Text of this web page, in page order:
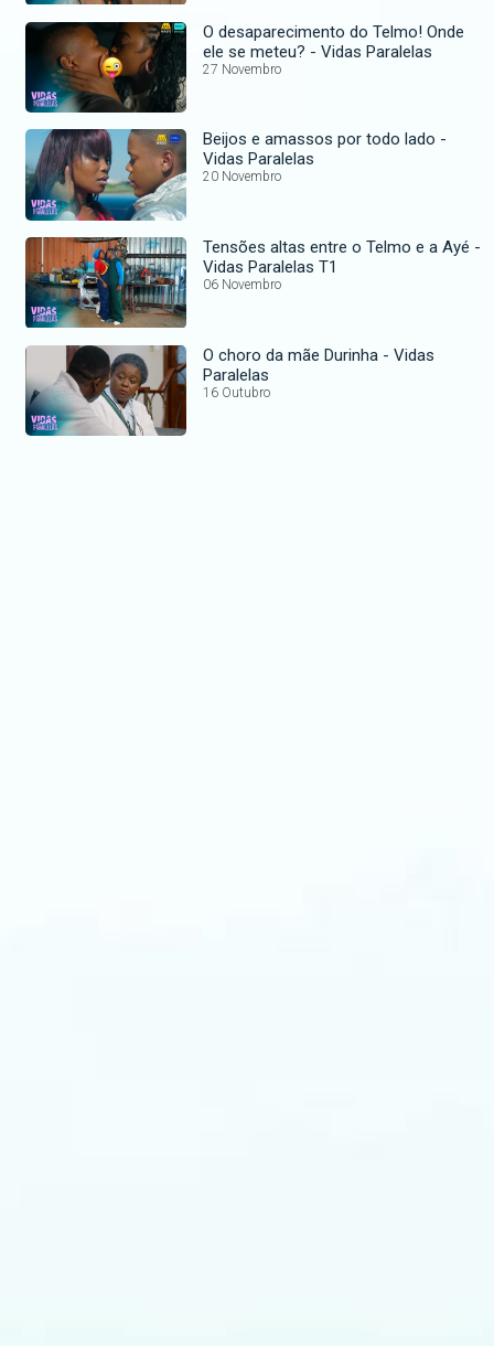
O desaparecimento do Telmo! Onde
ele se meteu? - Vidas Paralelas
27 Novembro
Beijos e amassos por todo lado -
Vidas Paralelas
20 Novembro
Tensões altas entre o Telmo e a Ayé -
Vidas Paralelas T1
06 Novembro
O choro da mãe Durinha - Vidas
Paralelas
16 Outubro